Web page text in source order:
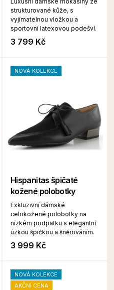
strukturované kůže, s
vyjímatelnou vložkou a
sportovní latexovou podešví.
3 799 Kč
NOVÁ KOLEKCE
Hispanitas špičaté
kožené polobotky
Exkluzivní dámské
celokožené polobotky na
nízkém podpatku s elegantní
úzkou špičkou a šněrováním.
3 999 Kč
NOVÁ KOLEKCE
AKČNÍ CENA